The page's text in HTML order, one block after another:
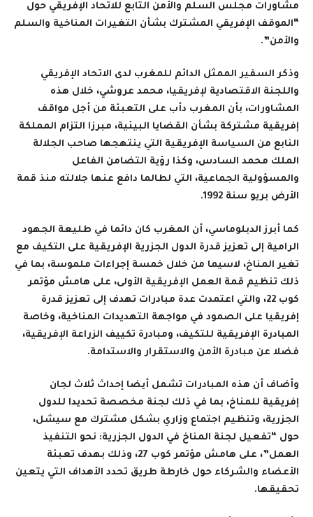
مشاورات مجلس السلم والأمن التابع للاتحاد الإفريقي حول
“الموقف الإفريقي المشترك بشأن التغيرات المناخية والسلم
والأمن”.
وذكر السفير الممثل الدائم للمغرب لدى الاتحاد الإفريقي
واللجنة الاقتصادية لإفريقيا، محمد عروشي، خلال هذه
المشاورات، بأن المغرب دأب على التعبئة من أجل مواقف
إفريقية مشتركة بشأن القضايا البيئية، مبرزا التزام المملكة
النابع من السياسة الإفريقية التي ينتهجها صاحب الجلالة
الملك محمد السادس، وكذا رؤية التضامن الفاعل
والمسؤولية الجماعية، التي لطالما دافع عنها جلالته منذ قمة
الأرض بريو سنة 1992.
كما أبرز الدبلوماسي، أن المغرب كان دائما في طليعة الجهود
الرامية إلى تعزيز قدرة الدول الجزرية الإفريقية على التكيف مع
تغير المناخ، لاسيما من خلال خمسة إجراءات ملموسة، بما في
ذلك تنظيم قمة العمل الإفريقية الأولى، على هامش مؤتمر
كوب 22، والتي اعتمدت عدة مبادرات تهدف إلى تعزيز قدرة
إفريقيا على الصمود في مواجهة التهديدات المناخية، وخاصة
المبادرة الإفريقية للتكيف، ومبادرة تكييف الزراعة الإفريقية،
فضلا عن مبادرة الأمن والاستقرار والاستدامة.
وأضاف أن هذه المبادرات تشمل أيضا إحداث ثلاث لجان
إفريقية للمناخ، بما في ذلك لجنة مخصصة تحديدا للدول
الجزرية، وتنظيم اجتماع وزاري بشكل مشترك مع سيشل،
حول “تفعيل لجنة المناخ في الدول الجزرية: نحو التنفيذ
العمل”، على هامش مؤتمر كوب 27، وذلك بهدف تعبئة
الأعضاء والشركاء حول خارطة طريق تحدد الأهداف التي يتعين
تحقيقها.